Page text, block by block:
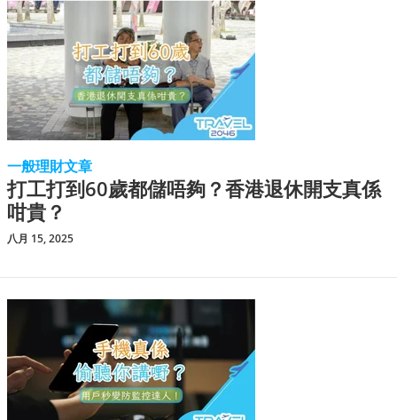
一般理財文章
打工打到60歲都儲唔夠？香港退休開支真係
咁貴？
八月 15, 2025